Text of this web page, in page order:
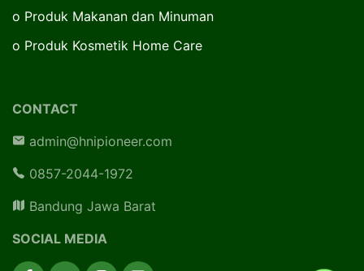
o Produk Makanan dan Minuman
o Produk Kosmetik Home Care
CONTACT
admin@hnipioneer.com
0857-2044-1972
Bandung Jawa Barat
SOCIAL MEDIA